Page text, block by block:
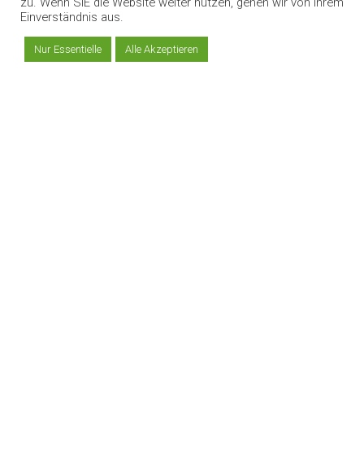
Einverständnis aus.
Nur Essentielle Alle Akzeptieren